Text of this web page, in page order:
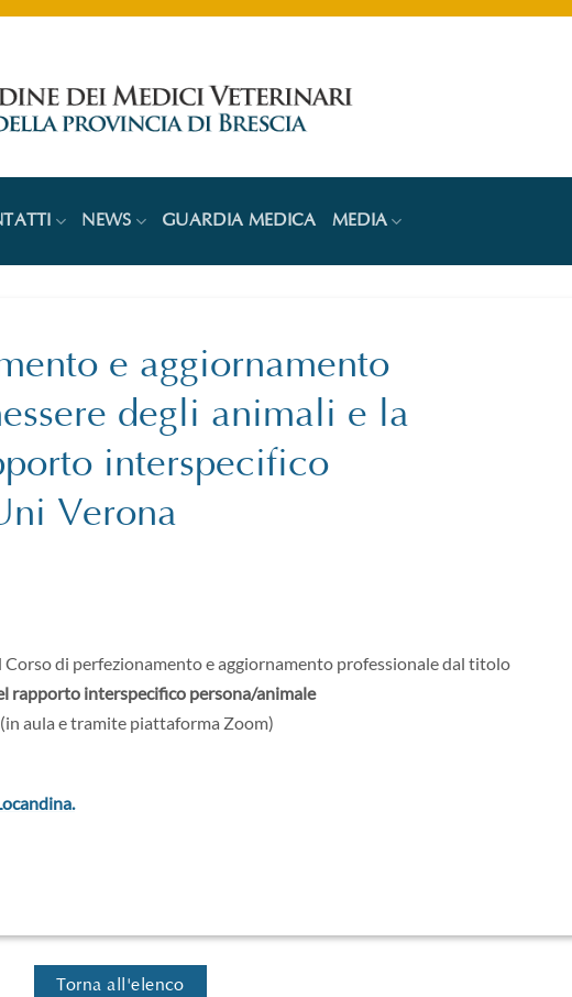
NEWS GUARDIA MEDICA MEDIA
e aggiornamento
degli animali e la
interspecifico
Verona
Corso di perfezionamento e aggiornamento professionale dal titolo
rapporto interspecifico persona/animale
aula e tramite piattaforma Zoom)
Torna all'elenco